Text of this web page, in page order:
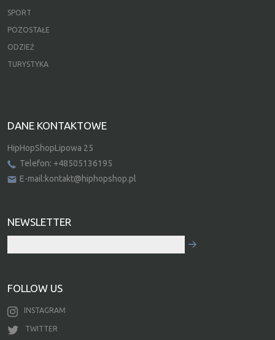
SPORT
POZOSTAŁE
ODZIEŻ
TURYSTYKA
DANE KONTAKTOWE
HipHopShopLipowa 25
Telefon: +48505136195
E-mail:kontakt@hiphopshop.pl
NEWSLETTER
FOLLOW US
INSTAGRAM
TWITTER